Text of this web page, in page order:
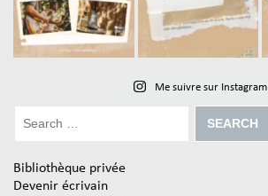
Me suivre sur Instagram
Bibliothèque privée
Devenir écrivain